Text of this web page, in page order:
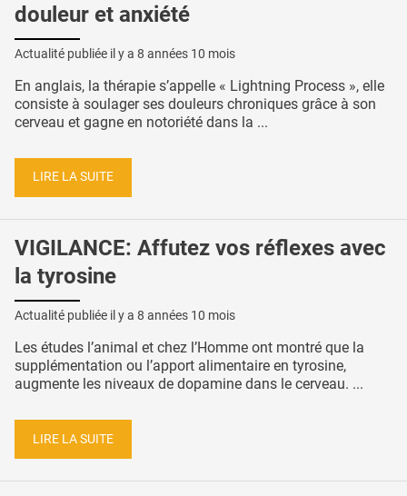
douleur et anxiété
Actualité publiée il y a 8 années 10 mois
En anglais, la thérapie s’appelle « Lightning Process », elle
consiste à soulager ses douleurs chroniques grâce à son
cerveau et gagne en notoriété dans la ...
LIRE LA SUITE
VIGILANCE: Affutez vos réflexes avec
la tyrosine
Actualité publiée il y a 8 années 10 mois
Les études l’animal et chez l’Homme ont montré que la
supplémentation ou l’apport alimentaire en tyrosine,
augmente les niveaux de dopamine dans le cerveau. ...
LIRE LA SUITE